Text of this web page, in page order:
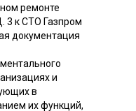
ремонте
3 к СТО Газпром
документация
и
в
их функций,